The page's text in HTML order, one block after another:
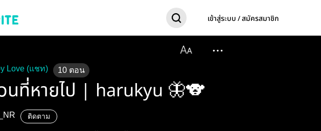
เข้าสู่ระบบ / สมัครสมาชิก
Love (แชท) 10 ตอน
นที่หายไป | harukyu 🦋🐨
ติดตาม